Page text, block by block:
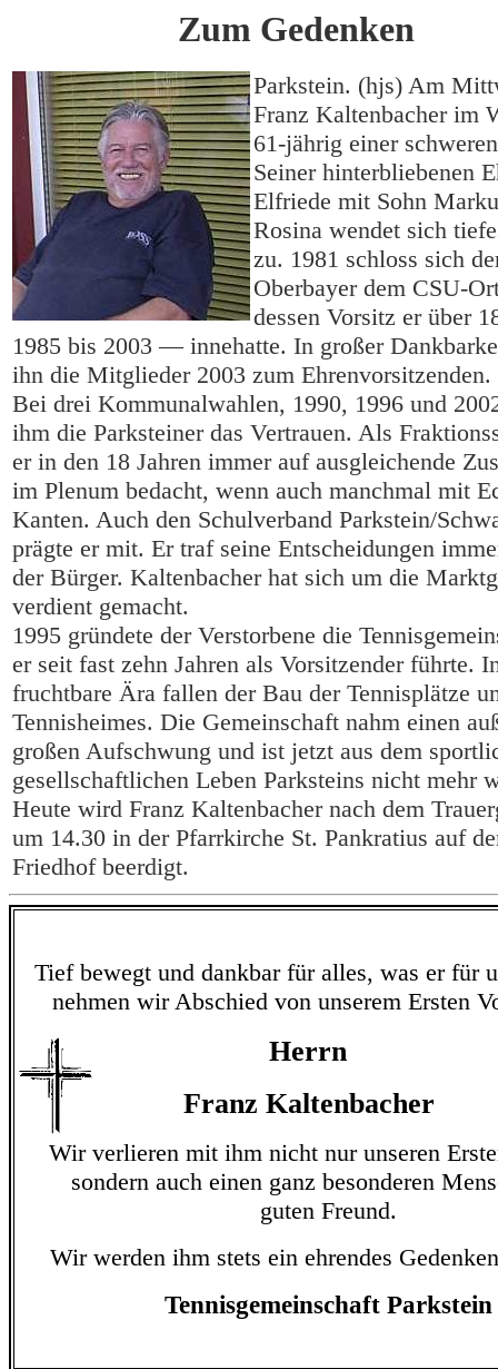
Zum Gedenken
Parkstein. (hjs) Am
Franz Kaltenbacher im
61-jährig einer
Seiner hinterbliebenen
Elfriede mit Sohn
Rosina wendet sich
zu. 1981 schloss sich
Oberbayer dem CSU-
dessen Vorsitz er über
1985 bis 2003 — innehatte. In großer
ihn die Mitglieder 2003 zum Ehrenvorsitzenden.
Bei drei Kommunalwahlen, 1990, 1996 und
ihm die Parksteiner das Vertrauen. Als
er in den 18 Jahren immer auf ausgleichende
im Plenum bedacht, wenn auch manchmal mit
Kanten. Auch den Schulverband Parkstein/
prägte er mit. Er traf seine Entscheidungen
der Bürger. Kaltenbacher hat sich um die
verdient gemacht.
1995 gründete der Verstorbene die
er seit fast zehn Jahren als Vorsitzender führte.
fruchtbare Ära fallen der Bau der Tennisplätze
Tennisheimes. Die Gemeinschaft nahm einen
großen Aufschwung und ist jetzt aus dem
gesellschaftlichen Leben Parksteins nicht mehr
Heute wird Franz Kaltenbacher nach dem
um 14.30 in der Pfarrkirche St. Pankratius auf
Friedhof beerdigt.
Tief bewegt und dankbar für alles, was er für
nehmen wir Abschied von unserem Ersten
Herrn
Franz Kaltenbacher
Wir verlieren mit ihm nicht nur unseren
sondern auch einen ganz besonderen
guten Freund.
Wir werden ihm stets ein ehrendes
Tennisgemeinschaft Parkstein